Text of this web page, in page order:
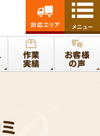
作業
実績
お客様
の声
対応エリア メニュー